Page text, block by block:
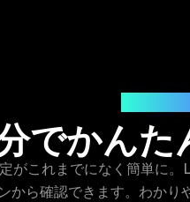
でかん
がこれまでになく簡単に
から確認できます。わか